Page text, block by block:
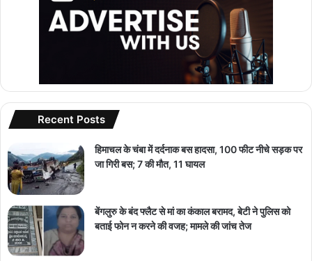
Recent Posts
हिमाचल के चंबा में दर्दनाक बस हादसा, 100 फीट नीचे सड़क पर
जा गिरी बस; 7 की मौत, 11 घायल
बेंगलुरु के बंद फ्लैट से मां का कंकाल बरामद, बेटी ने पुलिस को
बताई फोन न करने की वजह; मामले की जांच तेज